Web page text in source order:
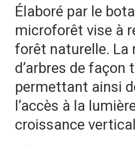
Élaboré par le
microforêt vise à
forêt naturelle. La
d’arbres de
permettant ainsi
l’accès à la
croissance